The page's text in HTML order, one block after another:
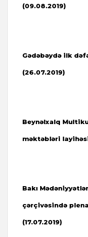
(09.08.2019)
Gədəbəydə ilk
(26.07.2019)
Beynəlxalq
məktəbləri
Bakı
çərçivəsində
(17.07.2019)